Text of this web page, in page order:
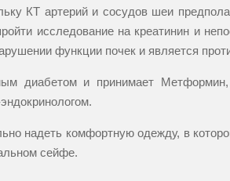
КТ артерий и сосудов шеи
исследование на креатинин и
функции почек и является
диабетом и принимает
надеть комфортную одежду, в
сейфе.